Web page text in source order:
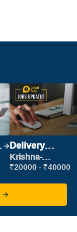
Delivery
Executive
Krishna-
vijayawada
₹20000 - ₹40000